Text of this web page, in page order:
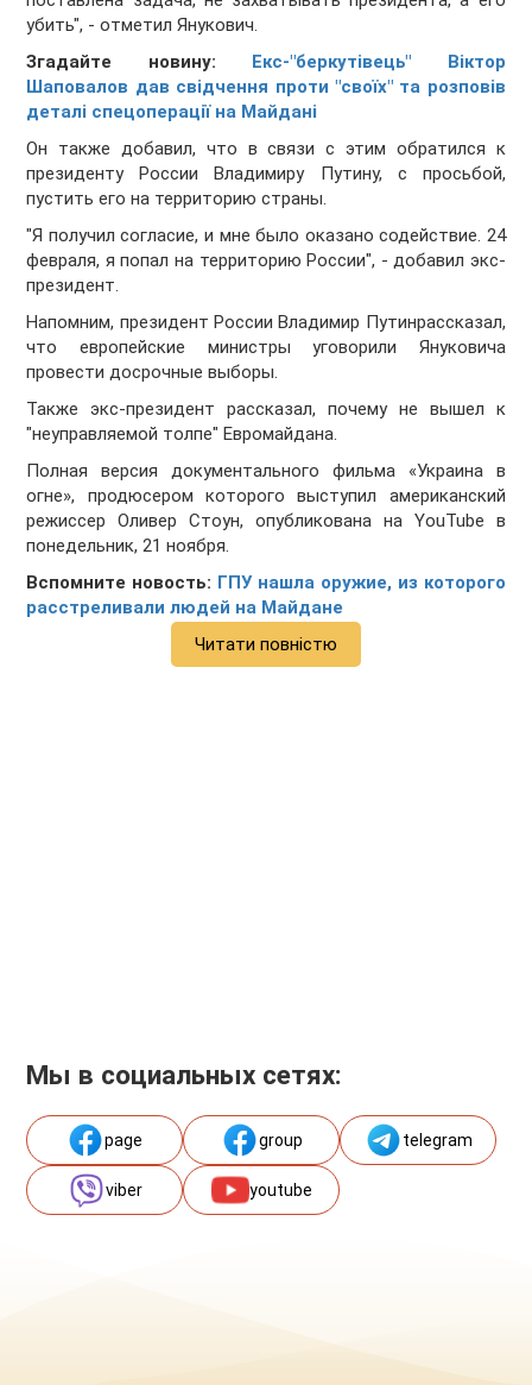
убить", - отметил Янукович.
Згадайте новину: Екс-"беркутівець" Віктор
Шаповалов дав свідчення проти "своїх" та розповів
деталі спецоперації на Майдані
Он также добавил, что в связи с этим обратился к
президенту России Владимиру Путину, с просьбой,
пустить его на территорию страны.
"Я получил согласие, и мне было оказано содействие. 24
февраля, я попал на территорию России", - добавил экс-
президент.
Напомним, президент России Владимир Путинрассказал,
что европейские министры уговорили Януковича
провести досрочные выборы.
Также экс-президент рассказал, почему не вышел к
"неуправляемой толпе" Евромайдана.
Полная версия документального фильма «Украина в
огне», продюсером которого выступил американский
режиссер Оливер Стоун, опубликована на YouTube в
понедельник, 21 ноября.
Вспомните новость: ГПУ нашла оружие, из которого
расстреливали людей на Майдане
Читати повністю
Мы в социальных сетях:
page group telegram
viber youtube